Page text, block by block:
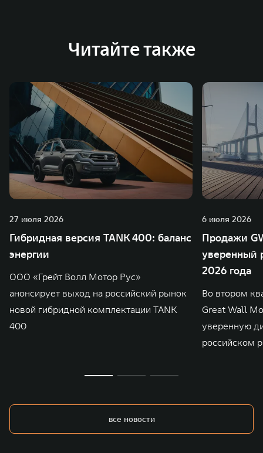
Читайте также
27 июля 2026
Гибридная версия TANK 400: баланс
энергии
ООО «Грейт Волл Мотор Рус»
анонсирует выход на российский рынок
новой гибридной комплектации TANK
400
6 июля 2026
Продажи
уверенный
2026 года
Во втором
Great Wall
уверенную
российском
все новости